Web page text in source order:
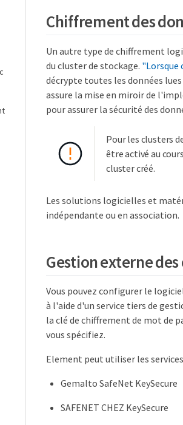
Chiffrement des
Un autre type de chiffrement
du cluster de stockage. "Lorsque
décrypte toutes les données
assure la mise en miroir de
pour assurer la sécurité des
Pour les clusters
être activé au
cluster créé.
Les solutions logicielles et
indépendante ou en association.
Gestion externe des
Vous pouvez configurer le
à l'aide d'un service tiers de
la clé de chiffrement de mot de
vous spécifiez.
Element peut utiliser les
Gemalto SafeNet KeySecure
SAFENET CHEZ KeySecure